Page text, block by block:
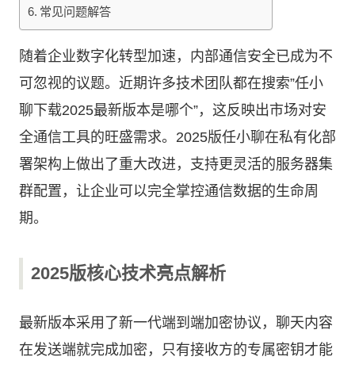
常见问题解答
随着企业数字化转型加速，内部通信安全已成为不
可忽视的议题。近期许多技术团队都在搜索”任小
聊下载2025最新版本是哪个”，这反映出市场对安
全通信工具的旺盛需求。2025版任小聊在私有化部
署架构上做出了重大改进，支持更灵活的服务器集
群配置，让企业可以完全掌控通信数据的生命周
期。
2025版核心技术亮点解析
最新版本采用了新一代端到端加密协议，聊天内容
在发送端就完成加密，只有接收方的专属密钥才能